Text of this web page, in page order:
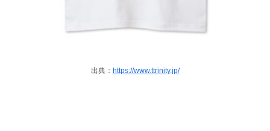
出典： https://www.ttrinity.jp/